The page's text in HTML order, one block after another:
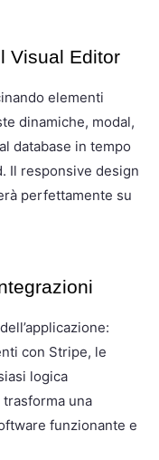
Visual Editor
elementi
dinamiche, modal,
database in tempo
Il responsive design
perfettamente su
con Stripe, le
logica
una
funzionante e